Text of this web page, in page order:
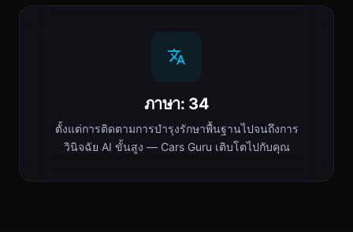
ภาษา: 34
ตั้งแต่การติดตามการบำรุงรักษาพื้นฐานไปจนถึงการ
วินิจฉัย AI ขั้นสูง — Cars Guru เติบโตไปกับคุณ